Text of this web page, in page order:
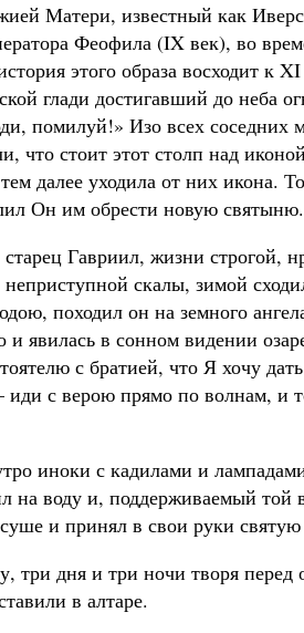
Матери, известный как
Феофила (IX век), во
этого образа восходит к
глади достигавший до неба
помилуй!» Изо всех соседних
что стоит этот столп над
далее уходила от них икона.
Он им обрести новую святыню.
Гавриил, жизни строгой,
скалы, зимой
походил он на земного
явилась в сонном видении
с братией, что Я хочу
с верою прямо по волнам, и
иноки с кадилами и
на воду и, поддерживаемый той
и принял в свои руки
три дня и три ночи творя перед
в алтаре.